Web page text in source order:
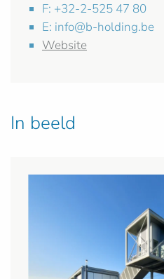
F: +32-2-525 47 80
E: info@b-holding.be
Website
In beeld